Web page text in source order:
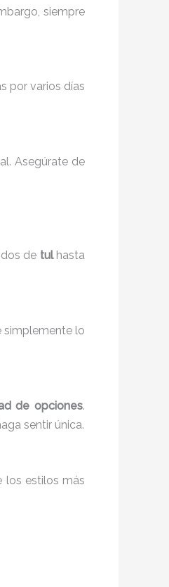
siempre
por varios días
Asegúrate de
de tulhasta
simplemente lo
de opciones.
sentir única.
los estilos más